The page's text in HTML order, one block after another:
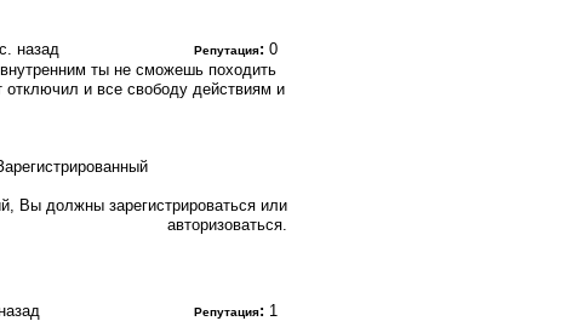
назад Репутация: 0
ты не сможешь походить
и все свободу действиям и
Вы должны зарегистрироваться или
авторизоваться.
Репутация: 1